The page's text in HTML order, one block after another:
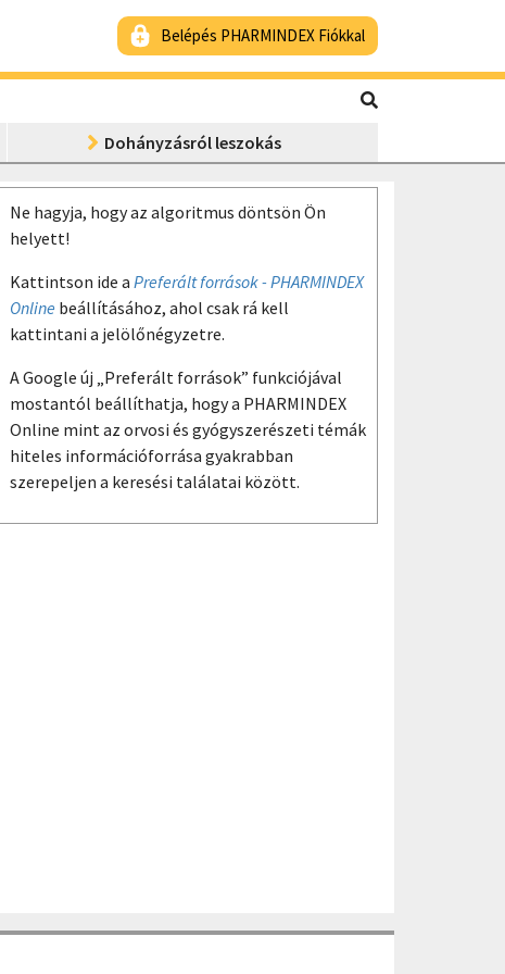
Belépés PHARMINDEX Fiókkal
Dohányzásról leszokás
Ne hagyja, hogy az algoritmus döntsön Ön
helyett!
Kattintson ide a Preferált források - PHARMINDEX
Online beállításához, ahol csak rá kell
kattintani a jelölőnégyzetre.
A Google új „Preferált források” funkciójával
mostantól beállíthatja, hogy a PHARMINDEX
Online mint az orvosi és gyógyszerészeti témák
hiteles információforrása gyakrabban
szerepeljen a keresési találatai között.